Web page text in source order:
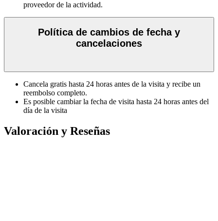
proveedor de la actividad.
Política de cambios de fecha y
cancelaciones
Cancela gratis hasta 24 horas antes de la visita y recibe un
reembolso completo.
Es posible cambiar la fecha de visita hasta 24 horas antes del
día de la visita
Valoración y Reseñas